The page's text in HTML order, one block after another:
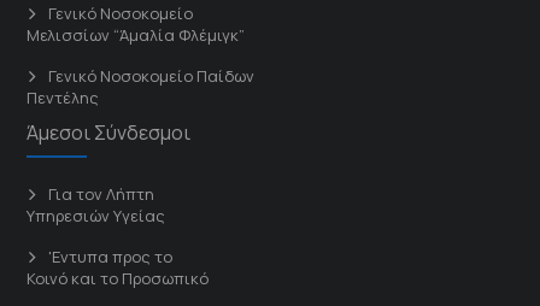
Γενικό Νοσοκομείο
Μελισσίων “Άμαλία Φλέμιγκ”
Γενικό Νοσοκομείο Παίδων
Πεντέλης
Άμεσοι Σύνδεσμοι
Για τον Λήπτη
Υπηρεσιών Υγείας
'Εντυπα προς το
Κοινό και το Προσωπικό